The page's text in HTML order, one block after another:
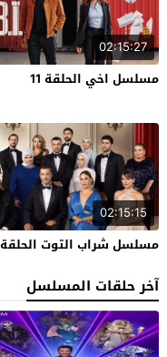
02:15:27
مسلسل اخي الحلقة 11
02:15:15
مسلسل شراب التوت الحلقة 130
آخر حلقات المسلسل